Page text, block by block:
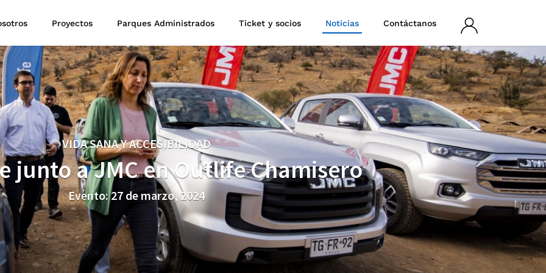
Proyectos Parques Administrados Ticket y socios Noticias
Contáctanos
sesión
VIDA SANA Y ACCESIBILIDAD
junto a JMC en Outlife Chamisero
Evento: 27 de marzo, 2024